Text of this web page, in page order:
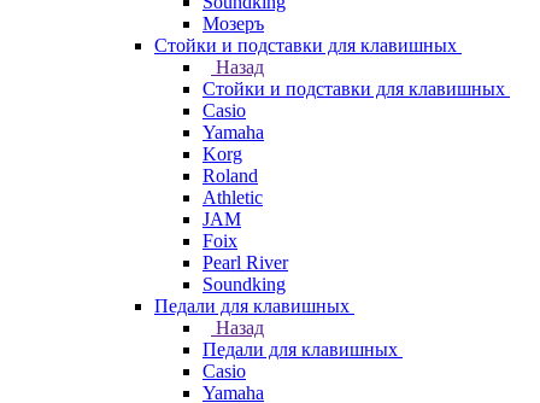
Мозеръ
Стойки и подставки для клавишных
Назад
Стойки и подставки для клавишных
Casio
Yamaha
Korg
Roland
Athletic
JAM
Foix
Pearl River
Soundking
Педали для клавишных
Назад
Педали для клавишных
Casio
Yamaha